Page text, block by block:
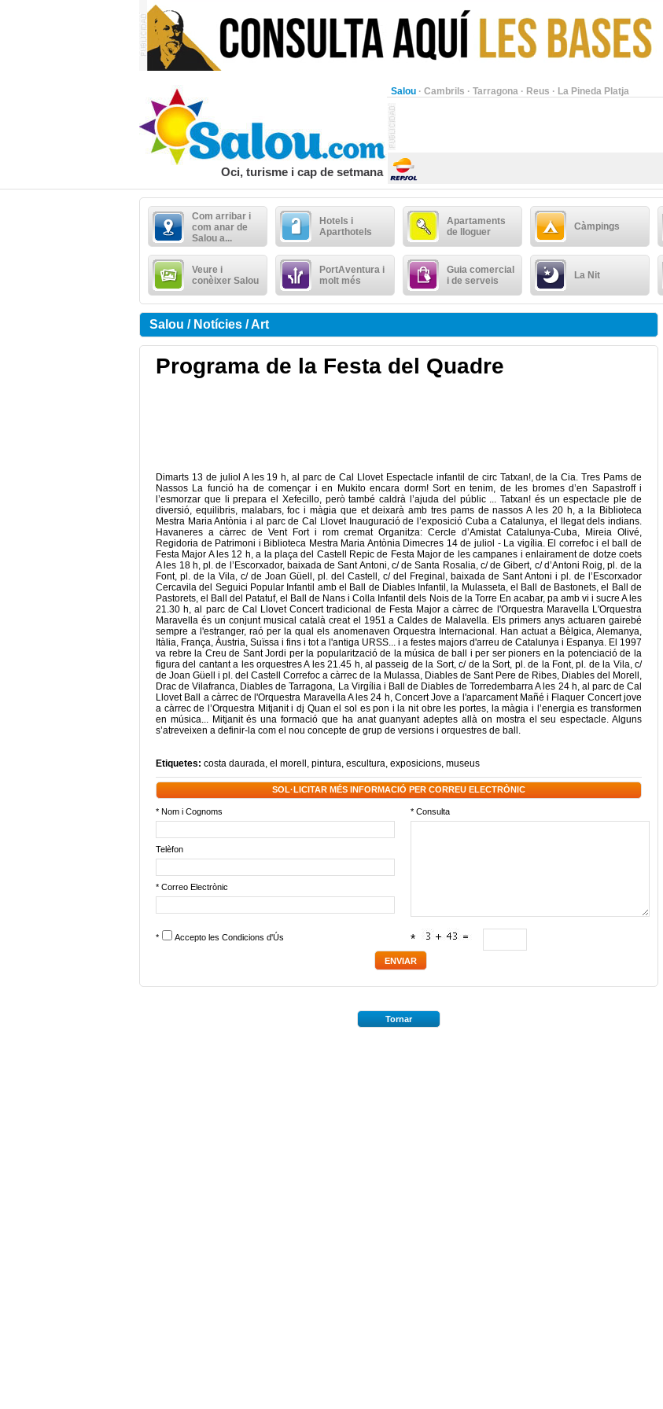
Salou · Cambrils · Tarragona · Reus · La Pineda Platja
Oci, turisme i cap de setmana
Com arribar i
com anar de
Salou a...
Hotels i
Aparthotels
Apartaments
de lloguer
Càmpings
Veure i
conèixer Salou
PortAventura i
molt més
Guia comercial
i de serveis
La Nit
Salou / Notícies / Art
Programa de la Festa del Quadre
Dimarts 13 de juliol A les 19 h, al parc de Cal Llovet Espectacle infantil de circ Tatxan!, de la Cia. Tres Pams de
Nassos La funció ha de començar i en Mukito encara dorm! Sort en tenim, de les bromes d’en Sapastroff i
l’esmorzar que li prepara el Xefecillo, però també caldrà l’ajuda del públic ... Tatxan! és un espectacle ple de
diversió, equilibris, malabars, foc i màgia que et deixarà amb tres pams de nassos A les 20 h, a la Biblioteca
Mestra Maria Antònia i al parc de Cal Llovet Inauguració de l’exposició Cuba a Catalunya, el llegat dels indians.
Havaneres a càrrec de Vent Fort i rom cremat Organitza: Cercle d’Amistat Catalunya-Cuba, Mireia Olivé,
Regidoria de Patrimoni i Biblioteca Mestra Maria Antònia Dimecres 14 de juliol - La vigília. El correfoc i el ball de
Festa Major A les 12 h, a la plaça del Castell Repic de Festa Major de les campanes i enlairament de dotze coets
A les 18 h, pl. de l’Escorxador, baixada de Sant Antoni, c/ de Santa Rosalia, c/ de Gibert, c/ d’Antoni Roig, pl. de la
Font, pl. de la Vila, c/ de Joan Güell, pl. del Castell, c/ del Freginal, baixada de Sant Antoni i pl. de l’Escorxador
Cercavila del Seguici Popular Infantil amb el Ball de Diables Infantil, la Mulasseta, el Ball de Bastonets, el Ball de
Pastorets, el Ball del Patatuf, el Ball de Nans i Colla Infantil dels Nois de la Torre En acabar, pa amb vi i sucre A les
21.30 h, al parc de Cal Llovet Concert tradicional de Festa Major a càrrec de l'Orquestra Maravella L'Orquestra
Maravella és un conjunt musical català creat el 1951 a Caldes de Malavella. Els primers anys actuaren gairebé
sempre a l'estranger, raó per la qual els anomenaven Orquestra Internacional. Han actuat a Bèlgica, Alemanya,
Itàlia, França, Àustria, Suïssa i fins i tot a l'antiga URSS... i a festes majors d'arreu de Catalunya i Espanya. El 1997
va rebre la Creu de Sant Jordi per la popularització de la música de ball i per ser pioners en la potenciació de la
figura del cantant a les orquestres A les 21.45 h, al passeig de la Sort, c/ de la Sort, pl. de la Font, pl. de la Vila, c/
de Joan Güell i pl. del Castell Correfoc a càrrec de la Mulassa, Diables de Sant Pere de Ribes, Diables del Morell,
Drac de Vilafranca, Diables de Tarragona, La Virgília i Ball de Diables de Torredembarra A les 24 h, al parc de Cal
Llovet Ball a càrrec de l'Orquestra Maravella A les 24 h, Concert Jove a l'aparcament Mañé i Flaquer Concert jove
a càrrec de l’Orquestra Mitjanit i dj Quan el sol es pon i la nit obre les portes, la màgia i l’energia es transformen
en música... Mitjanit és una formació que ha anat guanyant adeptes allà on mostra el seu espectacle. Alguns
s’atreveixen a definir-la com el nou concepte de grup de versions i orquestres de ball.
Etiquetes: costa daurada, el morell , pintura, escultura, exposicions, museus
SOL·LICITAR MÉS INFORMACIÓ PER CORREU ELECTRÒNIC
* Nom i Cognoms * Consulta
Telèfon
* Correo Electrònic
* Accepto les Condicions d'Ús *
Tornar